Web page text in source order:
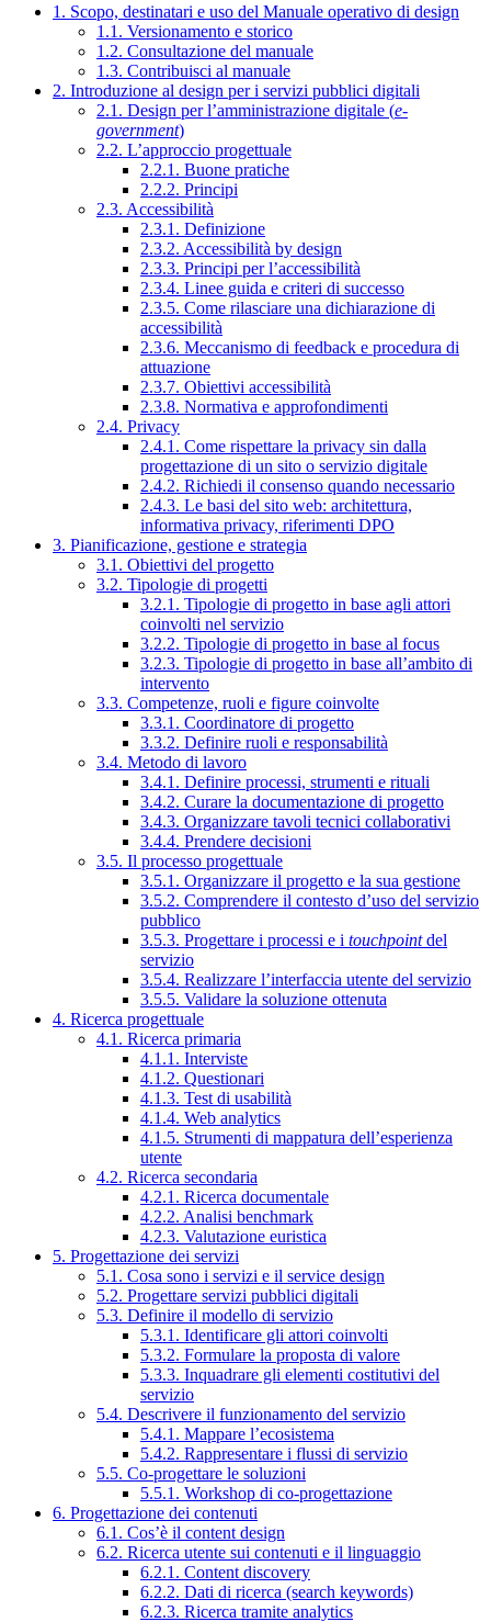
1. Scopo, destinatari e uso del Manuale operativo di design
1.1. Versionamento e storico
1.2. Consultazione del manuale
1.3. Contribuisci al manuale
2. Introduzione al design per i servizi pubblici digitali
2.1. Design per l’amministrazione digitale (e-
government)
2.2. L’approccio progettuale
2.2.1. Buone pratiche
2.2.2. Principi
2.3. Accessibilità
2.3.1. Definizione
2.3.2. Accessibilità by design
2.3.3. Principi per l’accessibilità
2.3.4. Linee guida e criteri di successo
2.3.5. Come rilasciare una dichiarazione di
accessibilità
2.3.6. Meccanismo di feedback e procedura di
attuazione
2.3.7. Obiettivi accessibilità
2.3.8. Normativa e approfondimenti
2.4. Privacy
2.4.1. Come rispettare la privacy sin dalla
progettazione di un sito o servizio digitale
2.4.2. Richiedi il consenso quando necessario
2.4.3. Le basi del sito web: architettura,
informativa privacy, riferimenti DPO
3. Pianificazione, gestione e strategia
3.1. Obiettivi del progetto
3.2. Tipologie di progetti
3.2.1. Tipologie di progetto in base agli attori
coinvolti nel servizio
3.2.2. Tipologie di progetto in base al focus
3.2.3. Tipologie di progetto in base all’ambito di
intervento
3.3. Competenze, ruoli e figure coinvolte
3.3.1. Coordinatore di progetto
3.3.2. Definire ruoli e responsabilità
3.4. Metodo di lavoro
3.4.1. Definire processi, strumenti e rituali
3.4.2. Curare la documentazione di progetto
3.4.3. Organizzare tavoli tecnici collaborativi
3.4.4. Prendere decisioni
3.5. Il processo progettuale
3.5.1. Organizzare il progetto e la sua gestione
3.5.2. Comprendere il contesto d’uso del servizio
pubblico
3.5.3. Progettare i processi e i touchpointdel
servizio
3.5.4. Realizzare l’interfaccia utente del servizio
3.5.5. Validare la soluzione ottenuta
4. Ricerca progettuale
4.1. Ricerca primaria
4.1.1. Interviste
4.1.2. Questionari
4.1.3. Test di usabilità
4.1.4. Web analytics
4.1.5. Strumenti di mappatura dell’esperienza
utente
4.2. Ricerca secondaria
4.2.1. Ricerca documentale
4.2.2. Analisi benchmark
4.2.3. Valutazione euristica
5. Progettazione dei servizi
5.1. Cosa sono i servizi e il service design
5.2. Progettare servizi pubblici digitali
5.3. Definire il modello di servizio
5.3.1. Identificare gli attori coinvolti
5.3.2. Formulare la proposta di valore
5.3.3. Inquadrare gli elementi costitutivi del
servizio
5.4. Descrivere il funzionamento del servizio
5.4.1. Mappare l’ecosistema
5.4.2. Rappresentare i flussi di servizio
5.5. Co-progettare le soluzioni
5.5.1. Workshop di co-progettazione
6. Progettazione dei contenuti
6.1. Cos’è il content design
6.2. Ricerca utente sui contenuti e il linguaggio
6.2.1. Content discovery
6.2.2. Dati di ricerca (search keywords)
6.2.3. Ricerca tramite analytics